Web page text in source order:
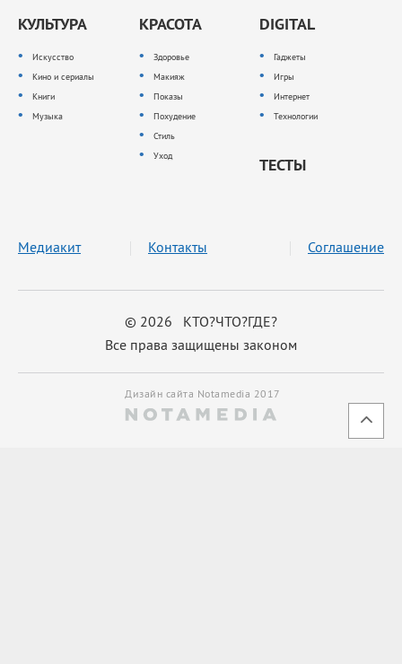
КУЛЬТУРА
Искусство
Кино и сериалы
Книги
Музыка
КРАСОТА
Здоровье
Макияж
Показы
Похудение
Стиль
Уход
DIGITAL
Гаджеты
Игры
Интернет
Технологии
ТЕСТЫ
© 2026 КТО?ЧТО?ГДЕ?
Все права защищены законом
Медиакит Контакты Соглашение
Дизайн сайта Notamedia 2017